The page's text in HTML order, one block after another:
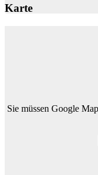
Karte
Sie müssen Google